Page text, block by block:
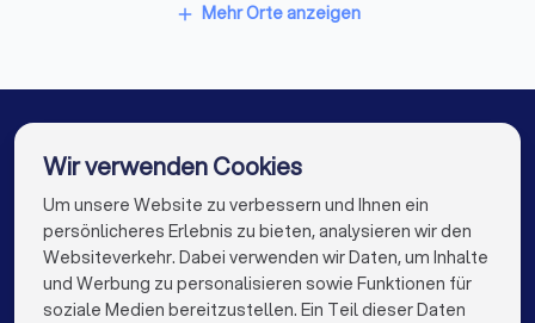
Sicherheitstechniker in Wachtberg
Sicherheitstechniker in Hennef
Sicherheitstechniker in Bad Honnef
Sicherheitstechniker in Rheinbach
Sicherheitstechniker in Berlin
Sicherheitstechniker in Hamburg
add Mehr Orte anzeigen
Die besten Sicherheitstechniker für Sie
info@trustlocal.de
Wir verwenden Cookies
Um unsere Website zu verbessern und Ihnen ein
persönlicheres Erlebnis zu bieten, analysieren wir den
Websiteverkehr. Dabei verwenden wir Daten, um Inhalte
und Werbung zu personalisieren sowie Funktionen für
soziale Medien bereitzustellen. Ein Teil dieser Daten